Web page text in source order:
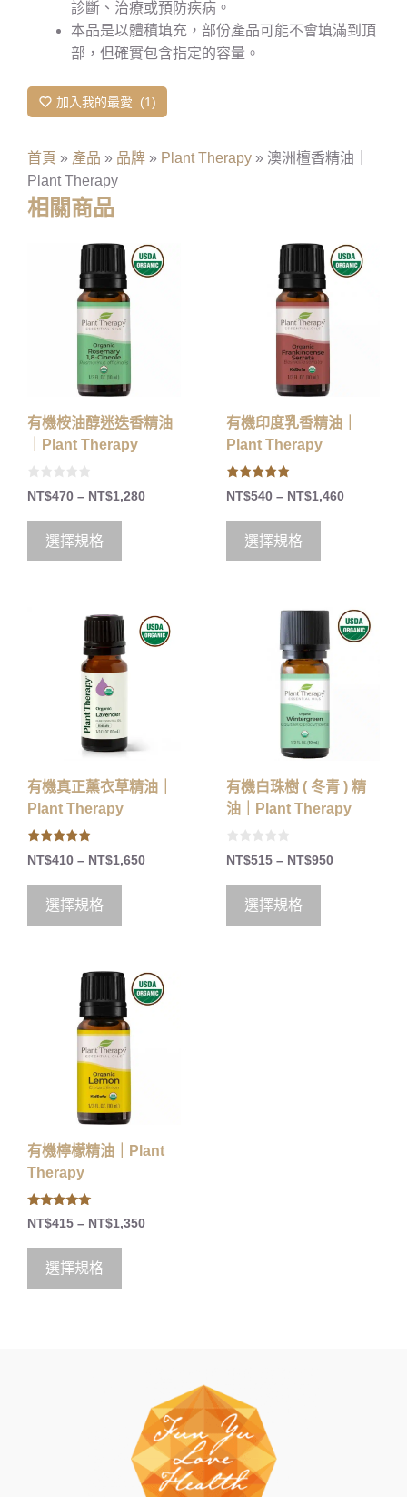
診斷、治療或預防疾病。
本品是以體積填充，部份產品可能不會填滿到頂
部，但確實包含指定的容量。
加入我的最愛 1
首頁 » 產品 » 品牌 » Plant Therapy » 澳洲檀香精油｜
Plant Therapy
相關商品
有機桉油醇迷迭香精油
｜Plant Therapy
0
o
t
5
NT$470 – NT$1,280
選擇規格
有機印度乳香精油｜
Plant Therapy
5.00
out of 5
NT$540 – NT$1,460
選擇規格
有機真正薰衣草精油｜
Plant Therapy
5.00
out of 5
NT$410 – NT$1,650
選擇規格
有機白珠樹 ( 冬青 ) 精
油｜Plant Therapy
0
o
t
5
NT$515 – NT$950
選擇規格
有機檸檬精油｜Plant
Therapy
5.00
out of 5
NT$415 – NT$1,350
選擇規格